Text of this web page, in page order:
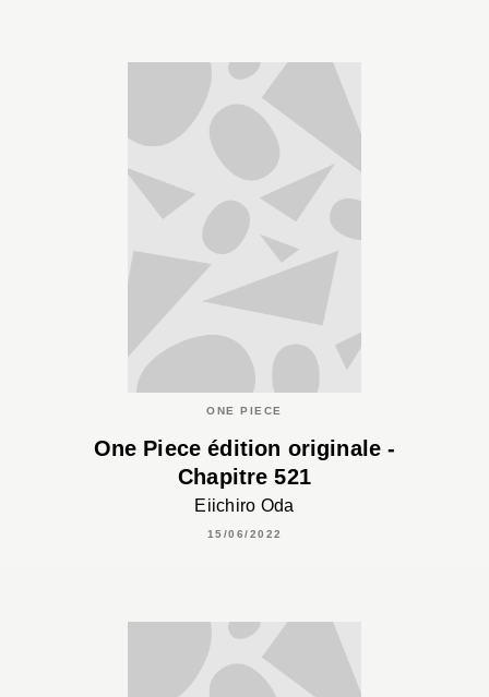
ONE PIECE
One Piece édition originale -
Chapitre 521
Eiichiro Oda
15/06/2022